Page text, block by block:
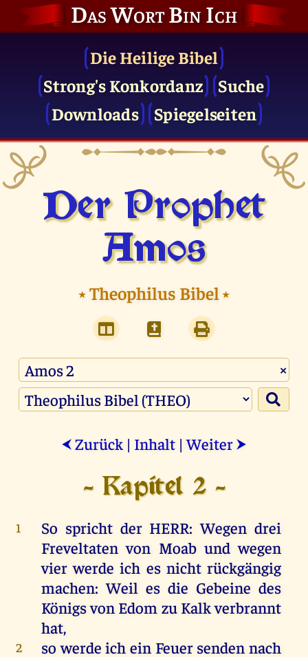
Das Wort Bin Ich
Die Heilige Bibel
Strong's Konkordanz
Suche
Downloads
Spiegelseiten
Der Prophet
Amos
⭑Theophilus Bibel⭑
×
⮜ Zurück | Inhalt |Weiter ⮞
- Kapitel 2 -
1 So spricht der HERR:Wegen drei
Freveltatenvon Moab und wegen
vier werde ich es nichtrückgängig
machen:Weil es die Gebeine des
Königsvon Edom zu Kalkverbrannt
hat,
2 so werde ich ein Feuer senden nach